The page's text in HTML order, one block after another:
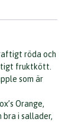
röda och
fruktkött.
som är
Orange,
bra i sallader,